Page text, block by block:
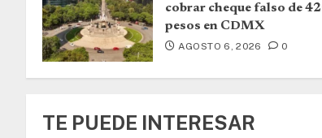
cobrar cheque falso de
pesos en CDMX
AGOSTO 6, 2026 0
TE PUEDE INTERESAR